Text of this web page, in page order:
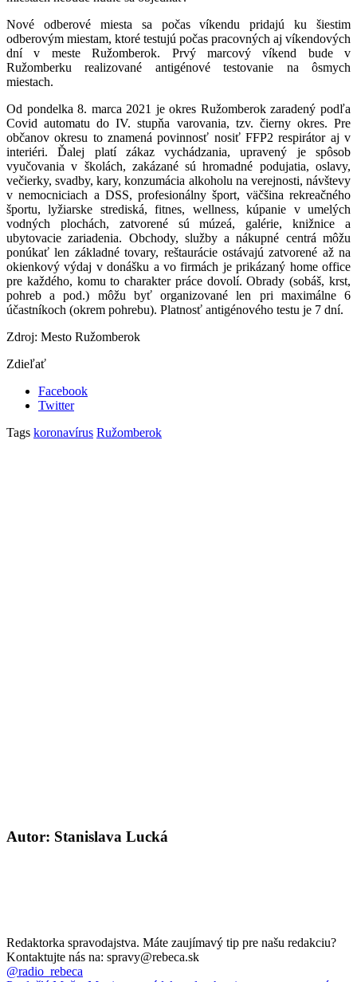
Nové odberové miesta sa počas víkendu pridajú ku šiestim
odberovým miestam, ktoré testujú počas pracovných aj víkendových
dní v meste Ružomberok. Prvý marcový víkend bude v
Ružomberku realizované antigénové testovanie na ôsmych
miestach.
Od pondelka 8. marca 2021 je okres Ružomberok zaradený podľa
Covid automatu do IV. stupňa varovania, tzv. čierny okres. Pre
občanov okresu to znamená povinnosť nosiť FFP2 respirátor aj v
interiéri. Ďalej platí zákaz vychádzania, upravený je spôsob
vyučovania v školách, zakázané sú hromadné podujatia, oslavy,
večierky, svadby, kary, konzumácia alkoholu na verejnosti, návštevy
v nemocniciach a DSS, profesionálny šport, väčšina rekreačného
športu, lyžiarske strediská, fitnes, wellness, kúpanie v umelých
vodných plochách, zatvorené sú múzeá, galérie, knižnice a
ubytovacie zariadenia. Obchody, služby a nákupné centrá môžu
ponúkať len základné tovary, reštaurácie ostávajú zatvorené až na
okienkový výdaj v donášku a vo firmách je prikázaný home office
pre každého, komu to charakter práce dovolí. Obrady (sobáš, krst,
pohreb a pod.) môžu byť organizované len pri maximálne 6
účastníkoch (okrem pohrebu). Platnosť antigénového testu je 7 dní.
Zdroj: Mesto Ružomberok
Zdieľať
Facebook
Twitter
Tags koronavírus Ružomberok
Autor: Stanislava Lucká
Redaktorka spravodajstva. Máte zaujímavý tip pre našu redakciu?
Kontaktujte nás na: spravy@rebeca.sk
@radio_rebeca